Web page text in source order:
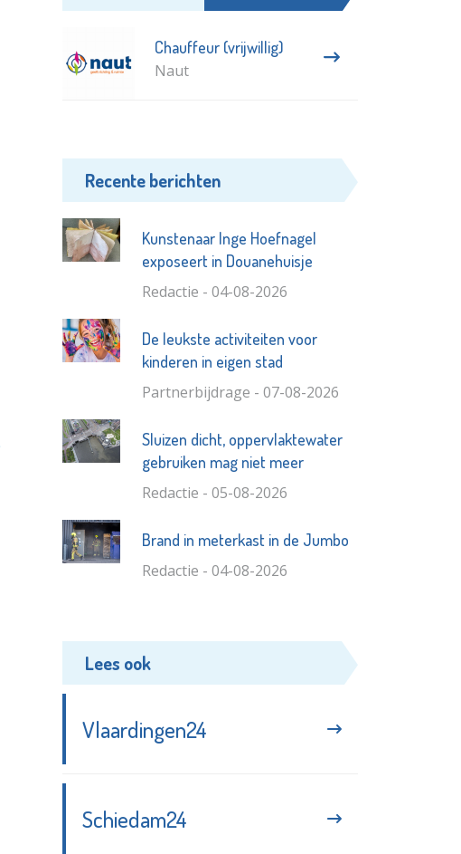
Chauffeur (vrijwillig)
Naut
Recente berichten
Kunstenaar Inge Hoefnagel
exposeert in Douanehuisje
Redactie - 04-08-2026
De leukste activiteiten voor
kinderen in eigen stad
Partnerbijdrage - 07-08-2026
Sluizen dicht, oppervlaktewater
gebruiken mag niet meer
Redactie - 05-08-2026
Brand in meterkast in de Jumbo
Redactie - 04-08-2026
Lees ook
Vlaardingen24
Schiedam24